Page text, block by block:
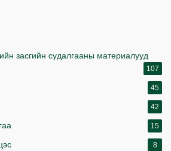
засгийн судалгааны материалууд
107
45
42
15
8